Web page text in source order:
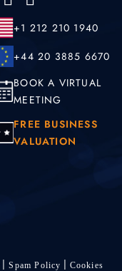
+1 212 210 1940
+44 20 3885 6670
BOOK A VIRTUAL
MEETING
FREE BUSINESS
VALUATION
Spam Policy
Cookies